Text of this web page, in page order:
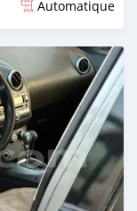
Automatique